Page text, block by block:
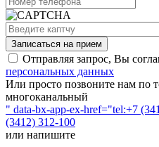
Записаться на прием
Отправляя запрос, Вы
персональных данных
Или просто позвоните нам по
многоканальный
" data-bx-app-ex-href="tel:+7
(3412) 312-100
или напишите